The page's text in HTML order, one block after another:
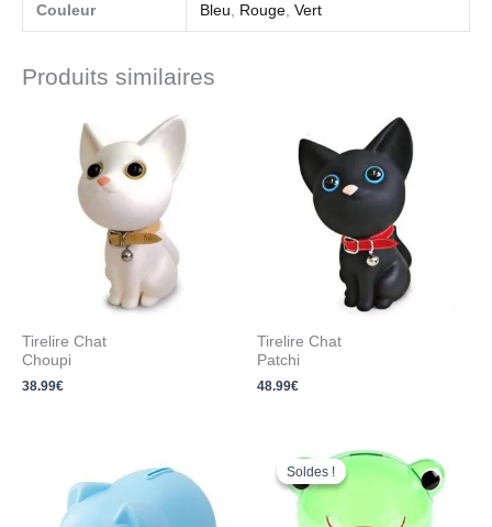
Couleur Bleu, Rouge,Vert
Produits similaires
Tirelire Chat
Choupi
38.99€
Tirelire Chat
Patchi
48.99€
Soldes !
Soldes !
prix
initial
était :
28.99€.
Le
prix
actuel